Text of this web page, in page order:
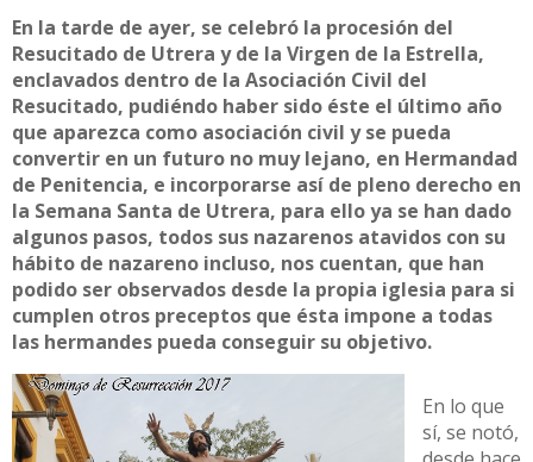
En la tarde de ayer, se celebró la procesión del
Resucitado de Utrera y de la Virgen de la Estrella,
enclavados dentro de la Asociación Civil del
Resucitado, pudiéndo haber sido éste el último año
que aparezca como asociación civil y se pueda
convertir en un futuro no muy lejano, en Hermandad
de Penitencia, e incorporarse así de pleno derecho en
la Semana Santa de Utrera, para ello ya se han dado
algunos pasos, todos sus nazarenos atavidos con su
hábito de nazareno incluso, nos cuentan, que han
podido ser observados desde la propia iglesia para si
cumplen otros preceptos que ésta impone a todas
las hermandes pueda conseguir su objetivo.
En lo que
sí, se notó,